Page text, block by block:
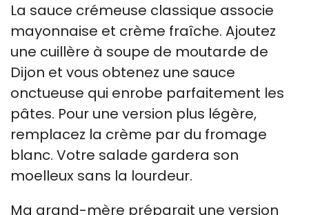
La sauce crémeuse classique associe
mayonnaise et crème fraîche. Ajoutez
une cuillère à soupe de moutarde de
Dijon et vous obtenez une sauce
onctueuse qui enrobe parfaitement les
pâtes. Pour une version plus légère,
remplacez la crème par du fromage
blanc. Votre salade gardera son
moelleux sans la lourdeur.
Ma grand-mère préparait une version